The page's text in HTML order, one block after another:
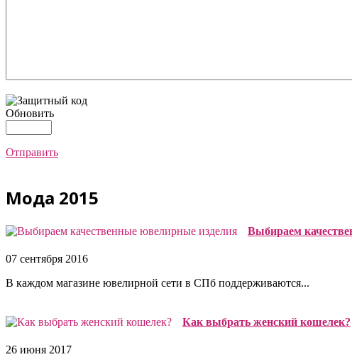
Обновить
Отправить
Мода 2015
Выбираем
07 сентября 2016
В каждом магазине ювелирной сети в СПб поддерживаются...
Как выбрать женский кошелек?
26 июня 2017